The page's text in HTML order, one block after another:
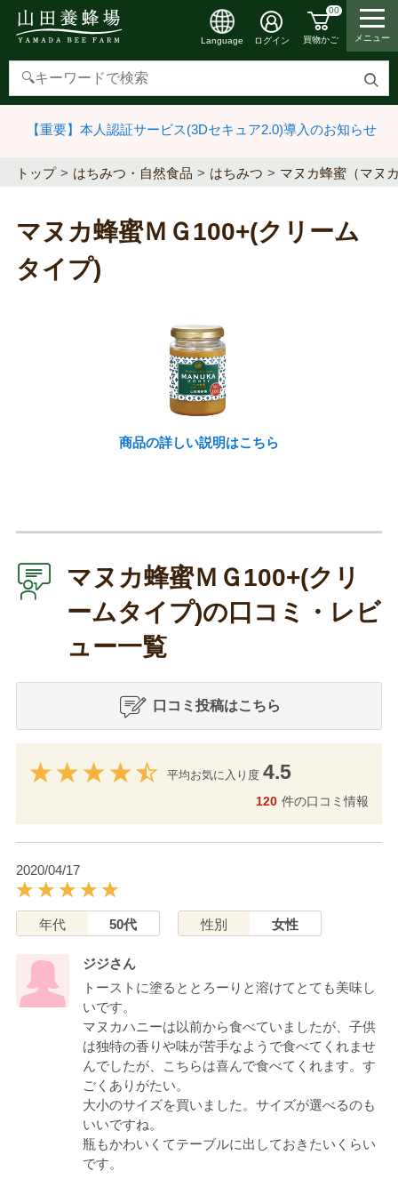
検
す
Language ログイン
00
買物かご メニュー
【重要】本人認証サービス(3Dセキュア2.0)導入のお知らせ
トップ はちみつ・自然食品 はちみつ マヌカ蜂蜜（マヌ
マヌカ蜂蜜ＭＧ100+(クリーム
タイプ)
商品の詳しい説明はこちら
マヌカ蜂蜜ＭＧ100+(クリ
ームタイプ)の口コミ・レビ
ュー一覧
口コミ投稿はこちら
平均お気に入り度 4.5
120 件の口コミ情報
2020/04/17
年代 50代 性別 女性
ジジさん
トーストに塗るととろーりと溶けてとても美味し
いです。
マヌカハニーは以前から食べていましたが、子供
は独特の香りや味が苦手なようで食べてくれませ
んでしたが、こちらは喜んで食べてくれます。す
ごくありがたい。
大小のサイズを買いました。サイズが選べるのも
いいですね。
瓶もかわいくてテーブルに出しておきたいくらい
です。